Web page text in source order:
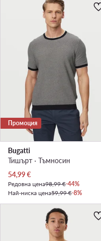
Промоция
Bugatti
Тишърт · Тъмносин
Актуална цена
54,99€
Редовна цена98,99 €-44%
Най-ниска цена59,99 €-8%